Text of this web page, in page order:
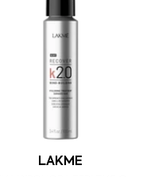
LAKME